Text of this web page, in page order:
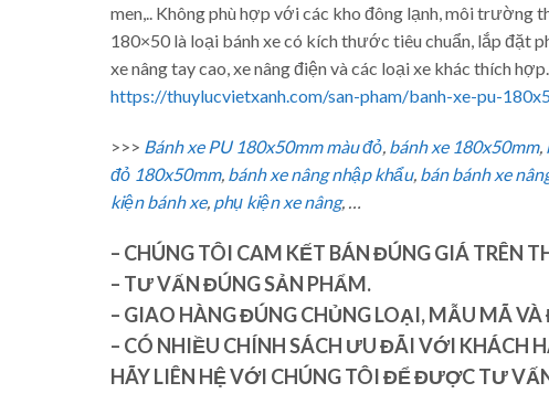
men,.. Không phù hợp với các kho đông lạnh, môi trường
180×50 là loại bánh xe có kích thước tiêu chuẩn, lắp đặt
xe nâng tay cao, xe nâng điện và các loại xe khác thích hợp.
https://thuylucvietxanh.com/san-pham/banh-xe-pu-
>>> Bánh xe PU 180x50mm màu đỏ, bánh xe 180x50mm,
đỏ 180x50mm, bánh xe nâng nhập khẩu, bán bánh xe
kiện bánh xe, phụ kiện xe nâng, …
– CHÚNG TÔI CAM KẾT BÁN ĐÚNG GIÁ TRÊN
– TƯ VẤN ĐÚNG SẢN PHẨM.
– GIAO HÀNG ĐÚNG CHỦNG LOẠI, MẪU MÃ
– CÓ NHIỀU CHÍNH SÁCH ƯU ĐÃI VỚI KHÁCH
HÃY LIÊN HỆ VỚI CHÚNG TÔI ĐỂ ĐƯỢC TƯ